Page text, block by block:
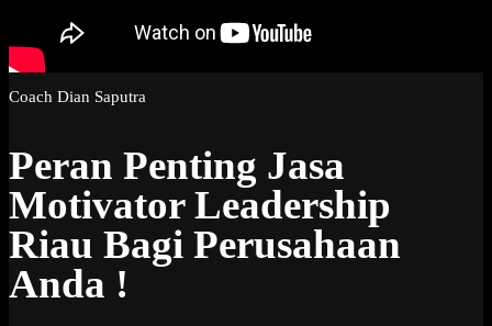
Coach Dian Saputra
Peran Penting Jasa
Motivator Leadership
Riau Bagi Perusahaan
Anda !